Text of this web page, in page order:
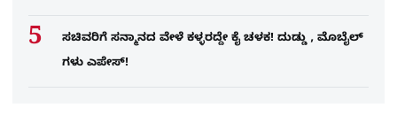
ಸಚಿವರಿಗೆ ಸನ್ಮಾನದ ವೇಳೆ ಕಳ್ಳರದ್ದೇ ಕೈ ಚಳಕ! ದುಡ್ಡು , ಮೊಬೈಲ್​
ಗಳು ಎಪೇಸ್!